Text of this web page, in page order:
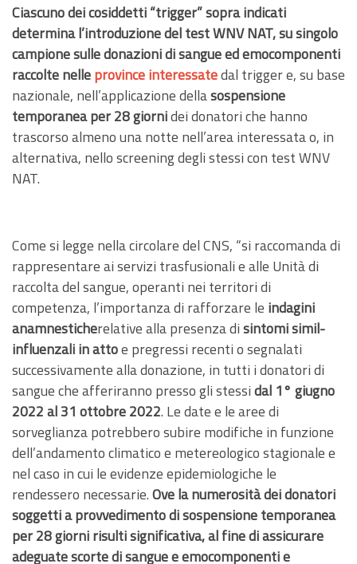
Ciascuno dei cosiddetti “trigger” sopra indicati
determina l’introduzione del test WNV NAT, su singolo
campione sulle donazioni di sangue ed emocomponenti
raccolte nelleprovince interessatedal trigger e, su base
nazionale, nell’applicazione dellasospensione
temporanea per 28 giornidei donatori che hanno
trascorso almeno una notte nell’area interessata o, in
alternativa, nello screening degli stessi con test WNV
NAT.
Come si legge nella circolare del CNS, “si raccomanda di
rappresentare ai servizi trasfusionali e alle Unità di
raccolta del sangue, operanti nei territori di
competenza, l’importanza di rafforzare le indagini
anamnesticherelative alla presenza disintomi simil-
influenzali in attoe pregressi recenti o segnalati
successivamente alla donazione, in tutti i donatori di
sangue che afferiranno presso gli stessidal 1° giugno
2022 al 31 ottobre 2022. Le date e le aree di
sorveglianza potrebbero subire modifiche in funzione
dell’andamento climatico e metereologico stagionale e
nel caso in cui le evidenze epidemiologiche le
rendessero necessarie.Ove la numerosità dei donatori
soggetti a provvedimento di sospensione temporanea
per 28 giorni risulti significativa, al fine di assicurare
adeguate scorte di sangue e emocomponenti e